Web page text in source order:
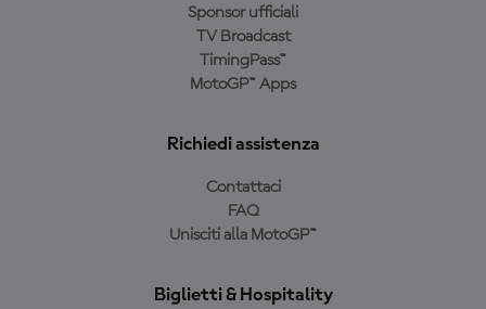
Sponsor ufficiali
TV Broadcast
TimingPass™
MotoGP™ Apps
Richiedi assistenza
Contattaci
FAQ
Unisciti alla MotoGP™
Biglietti & Hospitality